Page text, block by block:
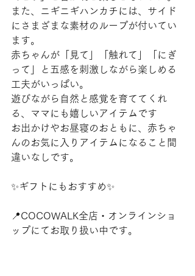
また、ニギニギハンカチには、サイド
にさまざまな素材のループが付いてい
ます。
赤ちゃんが「見て」「触れて」「にぎ
って」と五感を刺激しながら楽しめる
工夫がいっぱい。
遊びながら自然と感覚を育ててくれ
る、ママにも嬉しいアイテムです
お出かけやお昼寝のおともに、赤ちゃ
んのお気に入りアイテムになること間
違いなしです。
✨ギフトにもおすすめ✨
📍COCOWALK全店・オンラインショ
ップにてお取り扱い中です。